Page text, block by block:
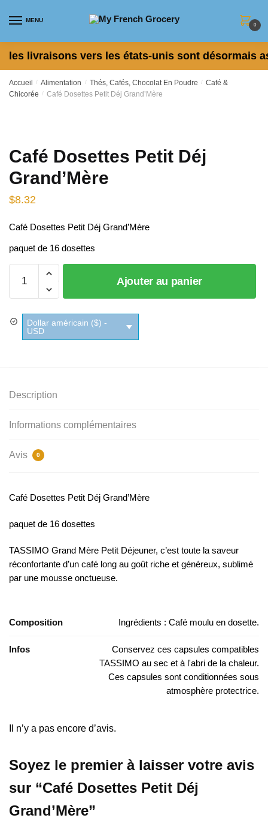
MENU
0
les livraisons vers les états-unis sont désormais
Accueil / Alimentation / Thés, Cafés, Chocolat En Poudre / Café &
Chicorée
/ Café Dosettes Petit Déj Grand’Mère
Café Dosettes Petit Déj
Grand’Mère
$8.32
Café Dosettes Petit Déj Grand’Mère
paquet de 16 dosettes
Café
Dosettes
Petit
Ajouter au panier
Dollar américain ($) -
USD
Description
Informations complémentaires
Avis 0
Café Dosettes Petit Déj Grand’Mère
paquet de 16 dosettes
TASSIMO Grand Mère Petit Déjeuner, c’est toute la saveur
réconfortante d’un café long au goût riche et généreux, sublimé
par une mousse onctueuse.
Composition Ingrédients : Café moulu en dosette.
Infos
Conservez ces capsules compatibles
TASSIMO au sec et à l'abri de la chaleur.
Ces capsules sont conditionnées sous
atmosphère protectrice.
Il n’y a pas encore d’avis.
Soyez le premier à laisser votre avis
sur “Café Dosettes Petit Déj
Grand’Mère”